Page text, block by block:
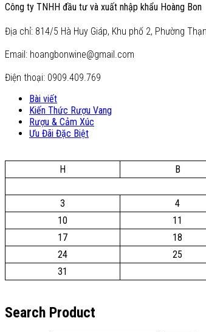
Công ty TNHH đầu tư và xuất nhập khẩu Hoàng Bon
Địa chỉ: 814/5 Hà Huy Giáp, Khu phố 2, Phường
Email: hoangbonwine@gmail.com
Điện thoại: 0909.409.769
Bài viết
Kiến Thức Rượu Vang
Rượu & Cảm Xúc
Ưu Đãi Đặc Biệt
H
B
3
4
10
11
17
18
24
25
31
Search Product